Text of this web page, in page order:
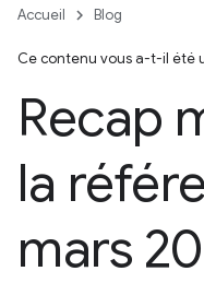
Accueil Blog
Ce contenu vous a-t-il été
Recap
la
mars